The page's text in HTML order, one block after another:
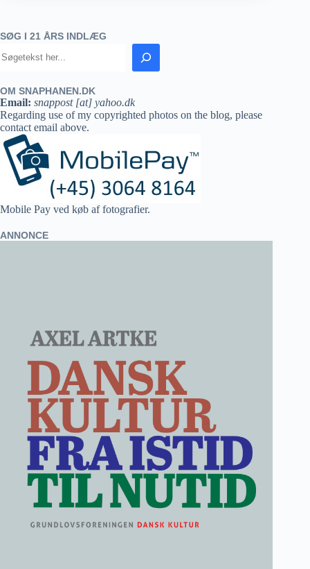
SØG I 21 ÅRS INDLÆG
OM SNAPHANEN.DK
Email: snappost [at] yahoo.dk
Regarding use of my copyrighted photos on the blog, please
contact email above.
Mobile Pay ved køb af fotografier.
ANNONCE